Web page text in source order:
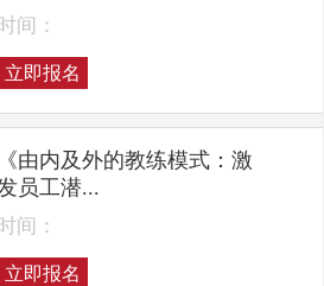
间：
立即报名
《由内及外的教练模式：激
员工潜...
间：
立即报名